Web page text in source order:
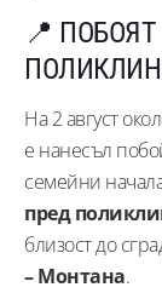
📍
На 2 август
е нанесъл
семейни
пред
близост до
– Монтана.